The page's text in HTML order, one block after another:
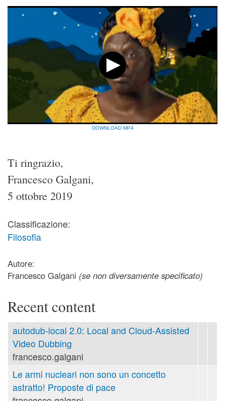
DOWNLOAD MP4
Ti ringrazio,
Francesco Galgani,
5 ottobre 2019
Classificazione:
Filosofia
Autore:
Francesco Galgani (se non diversamente specificato)
Recent content
autodub-local 2.0: Local and Cloud-Assisted
Video Dubbing
francesco.galgani
Le armi nucleari non sono un concetto
astratto! Proposte di pace